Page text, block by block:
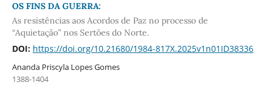
OS FINS DA GUERRA:
As resistências aos Acordos de Paz no processo de
“Aquietação” nos Sertões do Norte.
DOI: https://doi.org/10.21680/1984-817X.2025v1n01ID38336
Ananda Priscyla Lopes Gomes
1388-1404